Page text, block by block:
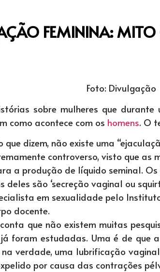
FEMININA: MITO
Foto: Divulgação
sobre mulheres que durante
como acontece com os homens. O
dizem, não existe uma
controverso, visto que as
a produção de líquido seminal.
deles são ‘secreção vaginal ou
em sexualidade pelo
docente.
que não existem muitas
foram estudadas. Uma é de que
verdade, uma lubrificação
por causa das contrações